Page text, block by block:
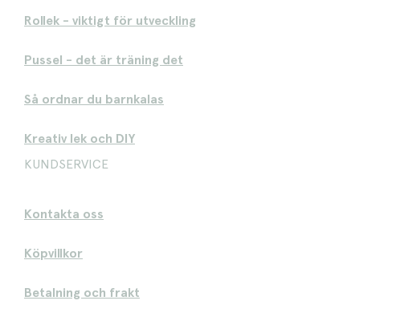
Rollek - viktigt för utveckling
Pussel - det är träning det
Så ordnar du barnkalas
Kreativ lek och DIY
KUNDSERVICE
Kontakta oss
Köpvillkor
Betalning och frakt